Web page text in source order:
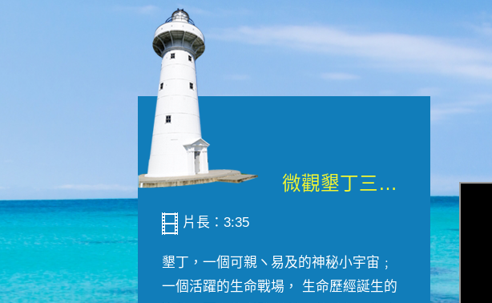
微觀墾丁三部曲 重生....
片長：3:35
墾丁，一個可親ヽ易及的神秘小宇宙﹔
一個活躍的生命戰場， 生命歷經誕生的